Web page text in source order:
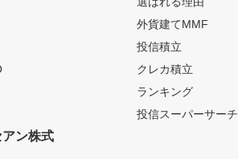
ン株式
外貨建てMMF
投信積立
クレカ積立
ランキング
投信スーパーサーチ